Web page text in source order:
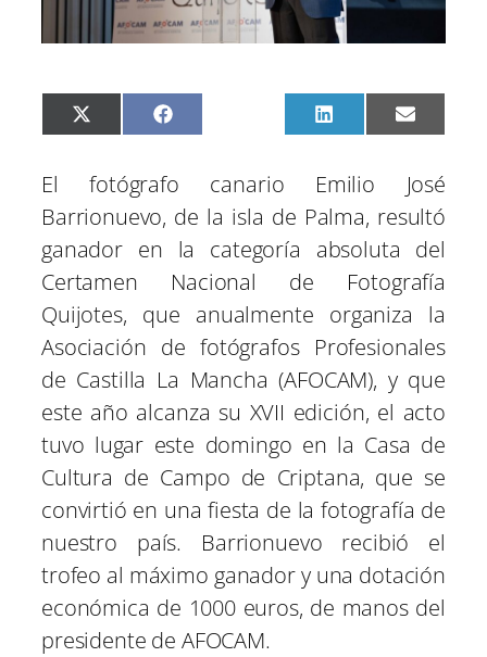
C
o
a
t
r
n
X
(
i
t
r
C
o
a
n
F
a
b
o
a
t
r
e
e
e
t
C
o
a
t
r
L
i
e
I
C
o
a
t
r
n
E
m
l
El fotógrafo canario Emilio José
Barrionuevo, de la isla de Palma, resultó
ganador en la categoría absoluta del
Certamen Nacional de Fotografía
Quijotes, que anualmente organiza la
Asociación de fotógrafos Profesionales
de Castilla La Mancha (AFOCAM), y que
este año alcanza su XVII edición, el acto
tuvo lugar este domingo en la Casa de
Cultura de Campo de Criptana, que se
convirtió en una fiesta de la fotografía de
nuestro país. Barrionuevo recibió el
trofeo al máximo ganador y una dotación
económica de 1000 euros, de manos del
presidente de AFOCAM.